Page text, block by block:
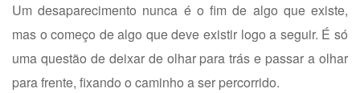
Um desaparecimento nunca é o fim de algo que existe,
mas o começo de algo que deve existir logo a seguir. É só
uma questão de deixar de olhar para trás e passar a olhar
para frente, fixando o caminho a ser percorrido.